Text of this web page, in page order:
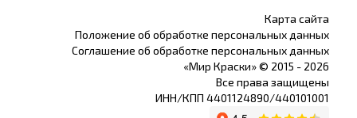
Карта сайта
Положение об обработке персональных данных
Соглашение об обработке персональных данных
«Мир Краски» © 2015 - 2026
Все права защищены
ИНН/КПП 4401124890/440101001